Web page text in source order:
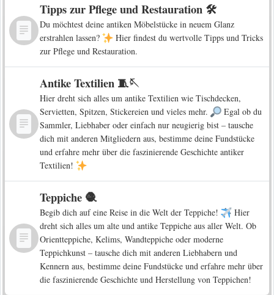
Tipps zur Pflege und Restauration 🛠️
Du möchtest deine antiken Möbelstücke in neuem Glanz
erstrahlen lassen?
Hier findest du wertvolle Tipps und Tricks
zur Pflege und Restauration.
Antike Textilien 🧵🪡
Hier dreht sich alles um antike Textilien wie Tischdecken,
Servietten, Spitzen, Stickereien und vieles mehr.
Egal ob du
Sammler, Liebhaber oder einfach nur neugierig bist – tausche
dich mit anderen Mitgliedern aus, bestimme deine Fundstücke
und erfahre mehr über die faszinierende Geschichte antiker
Textilien!
Teppiche 🧶
Begib dich auf eine Reise in die Welt der Teppiche!
Hier
dreht sich alles um alte und antike Teppiche aus aller Welt. Ob
Orientteppiche, Kelims, Wandteppiche oder moderne
Teppichkunst – tausche dich mit anderen Liebhabern und
Kennern aus, bestimme deine Fundstücke und erfahre mehr über
die faszinierende Geschichte und Herstellung von Teppichen!